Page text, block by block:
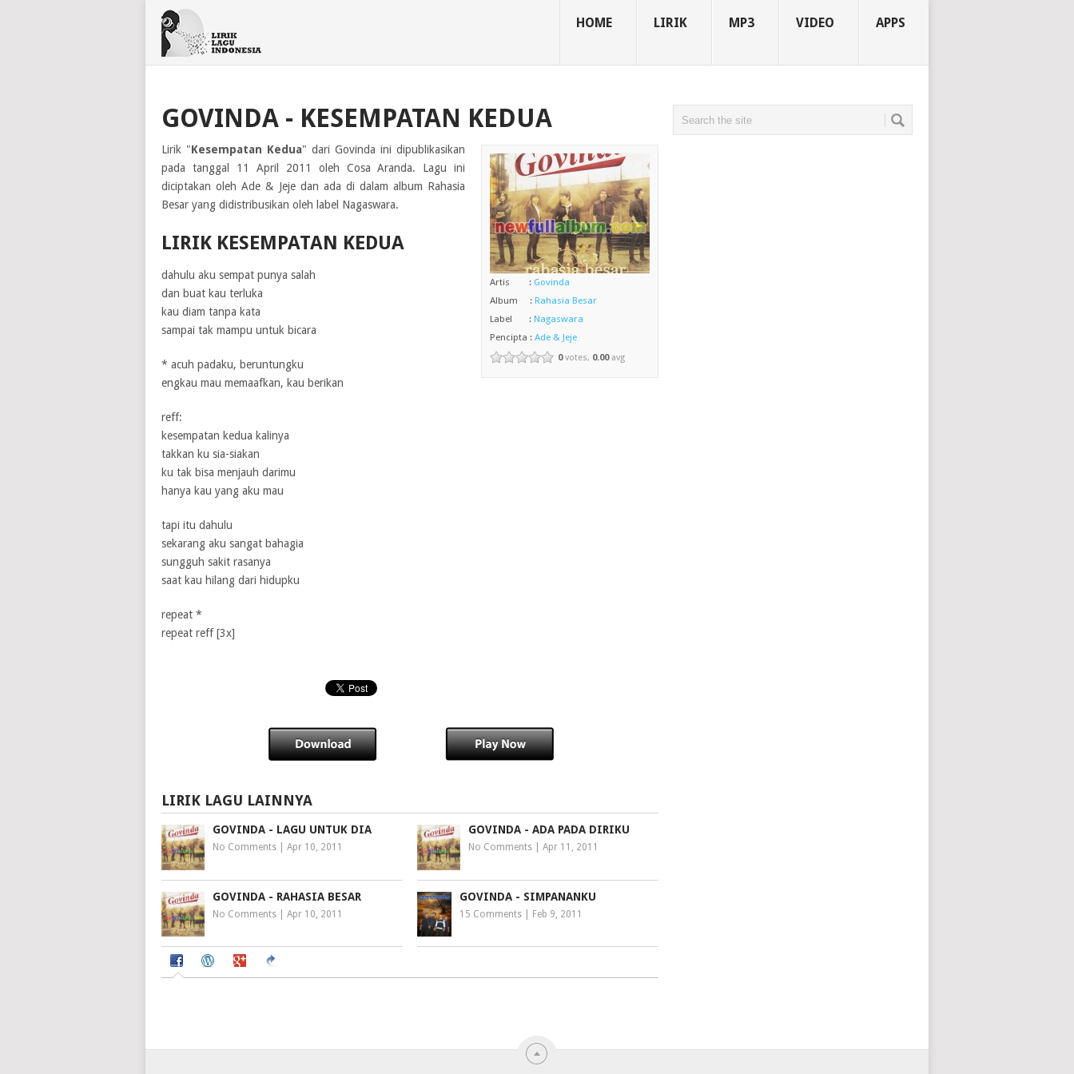
HOME LIRIK MP3 VIDEO APPS
GOVINDA - KESEMPATAN KEDUA
Artis : Govinda
Album :Rahasia Besar
Label :Nagaswara
Pencipta :Ade & Jeje
0votes, 0.00avg
Lirik "Kesempatan Kedua" dari Govinda ini dipublikasikan
pada tanggal 11 April 2011 oleh Cosa Aranda. Lagu ini
diciptakan oleh Ade & Jeje dan ada di dalam album Rahasia
Besar yang didistribusikan oleh label Nagaswara.
LIRIK KESEMPATAN KEDUA
dahulu aku sempat punya salah
dan buat kau terluka
kau diam tanpa kata
sampai tak mampu untuk bicara
* acuh padaku, beruntungku
engkau mau memaafkan, kau berikan
reff:
kesempatan kedua kalinya
takkan ku sia-siakan
ku tak bisa menjauh darimu
hanya kau yang aku mau
tapi itu dahulu
sekarang aku sangat bahagia
sungguh sakit rasanya
saat kau hilang dari hidupku
repeat *
repeat reff [3x]
LIRIK LAGU LAINNYA
GOVINDA - LAGU UNTUK DIA
No Comments Apr 10, 2011
GOVINDA - ADA PADA DIRIKU
No Comments |Apr 11, 2011
GOVINDA - RAHASIA BESAR
No Comments Apr 10, 2011
GOVINDA - SIMPANANKU
15 Comments Feb 9, 2011